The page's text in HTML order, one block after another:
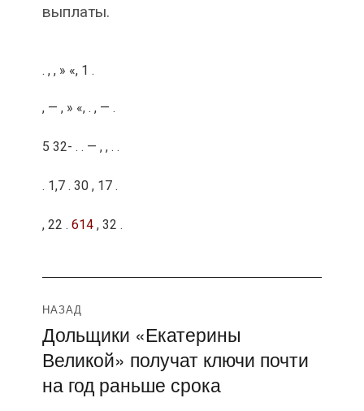
выплаты.
. , , » «, 1 .
, — , » «, . , — .
5 32- . . — , , . .
. 1,7 . 30 , 17 .
, 22 . 614 , 32 .
Навигация
по
записям
НАЗАД
Предыдущая
запись:
Дольщики «Екатерины
Великой» получат ключи почти
на год раньше срока